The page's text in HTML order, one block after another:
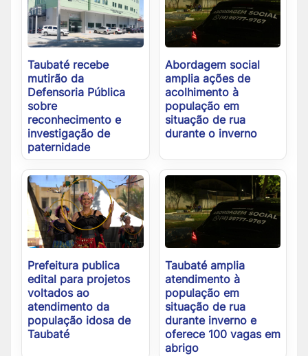
Taubaté recebe
mutirão da
Defensoria Pública
sobre
reconhecimento e
investigação de
paternidade
Abordagem social
amplia ações de
acolhimento à
população em
situação de rua
durante o inverno
Prefeitura publica
edital para projetos
voltados ao
atendimento da
população idosa de
Taubaté
Taubaté amplia
atendimento à
população em
situação de rua
durante inverno e
oferece 100 vagas em
abrigo